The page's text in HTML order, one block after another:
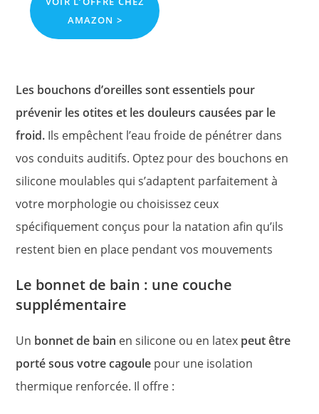
AMAZON >
Les bouchons d’oreilles sont essentiels pour
prévenir les otites et les douleurs causées par le
froid. Ils empêchent l’eau froide de pénétrer dans
vos conduits auditifs. Optez pour des bouchons en
silicone moulables qui s’adaptent parfaitement à
votre morphologie ou choisissez ceux
spécifiquement conçus pour la natation afin qu’ils
restent bien en place pendant vos mouvements
Le bonnet de bain : une couche
supplémentaire
Un bonnet de bain en silicone ou en latex peut être
porté sous votre cagoule pour une isolation
thermique renforcée. Il offre :